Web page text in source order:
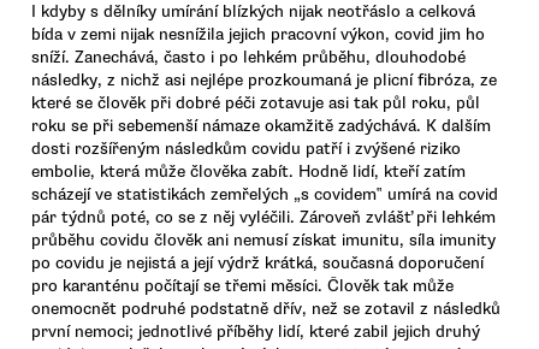
I kdyby s dělníky umírání blízkých nijak neotřáslo a celková
bída v zemi nijak nesnížila jejich pracovní výkon, covid jim ho
sníží. Zanechává, často i po lehkém průběhu, dlouhodobé
následky, z nichž asi nejlépe prozkoumaná je plicní fibróza, ze
které se člověk při dobré péči zotavuje asi tak půl roku, půl
roku se při sebemenší námaze okamžitě zadýchává. K dalším
dosti rozšířeným následkům covidu patří i zvýšené riziko
embolie, která může člověka zabít. Hodně lidí, kteří zatím
scházejí ve statistikách zemřelých „s covidem‟ umírá na covid
pár týdnů poté, co se z něj vyléčili. Zároveň zvlášť při lehkém
průběhu covidu člověk ani nemusí získat imunitu, síla imunity
po covidu je nejistá a její výdrž krátká, současná doporučení
pro karanténu počítají se třemi měsíci. Člověk tak může
onemocnět podruhé podstatně dřív, než se zotavil z následků
první nemoci; jednotlivé příběhy lidí, které zabil jejich druhý